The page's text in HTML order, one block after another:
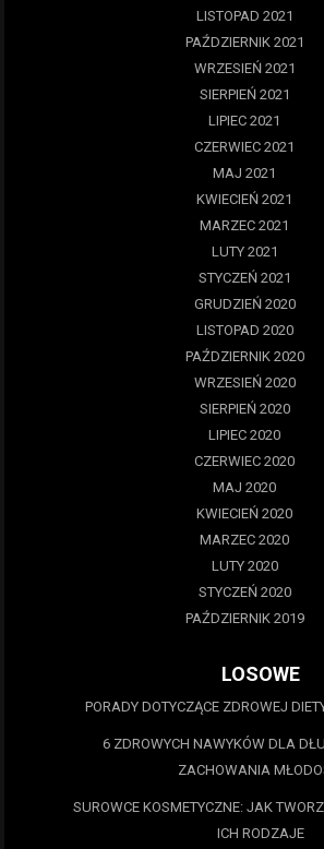
LISTOPAD 2021
PAŹDZIERNIK 2021
WRZESIEŃ 2021
SIERPIEŃ 2021
LIPIEC 2021
CZERWIEC 2021
MAJ 2021
KWIECIEŃ 2021
MARZEC 2021
LUTY 2021
STYCZEŃ 2021
GRUDZIEŃ 2020
LISTOPAD 2020
PAŹDZIERNIK 2020
WRZESIEŃ 2020
SIERPIEŃ 2020
LIPIEC 2020
CZERWIEC 2020
MAJ 2020
KWIECIEŃ 2020
MARZEC 2020
LUTY 2020
STYCZEŃ 2020
PAŹDZIERNIK 2019
LOSOWE
PORADY DOTYCZĄCE ZDROWEJ
6 ZDROWYCH NAWYKÓW DLA
ZACHOWANIA
SUROWCE KOSMETYCZNE: JAK
ICH RODZAJE